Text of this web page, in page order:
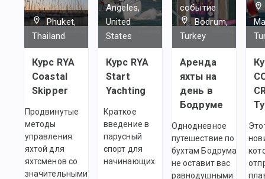
Phuket,
Thailand
Курс RYA
Coastal
Skipper
Продвинутые
методы
управления
яхтой для
яхтсменов со
значительными
Angeles,
United
States
Курс RYA
Start
Yachting
Краткое
введение в
парусный
спорт для
начинающих.
событие
Bodrum,
Turkey
Аренда
яхты на
день в
Бодруме
Однодневное
путешествие по
бухтам Бодрума
не оставит вас
равнодушными.